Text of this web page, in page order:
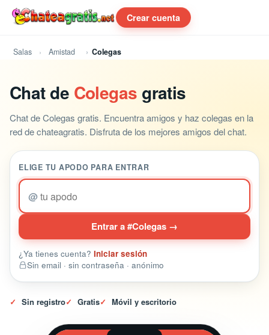
Crear cuenta
Salas Amistad Colegas
Chat de Colegas gratis
Chat de Colegas gratis. Encuentra amigos y haz colegas en la
red de chateagratis. Disfruta de los mejores amigos del chat.
ELIGE TU APODO PARA ENTRAR
@
Entrar a #Colegas →
¿Ya tienes cuenta? Iniciar sesión
Sin email · sin contraseña · anónimo
✓ Sin registro✓ Gratis✓ Móvil y escritorio